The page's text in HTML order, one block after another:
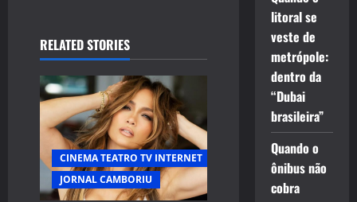
RELATED STORIES
CINEMA TEATRO TV INTERNET
JORNAL CAMBORIU
litoral se
veste de
metrópole:
dentro da
“Dubai
brasileira”
Quando o
ônibus não
cobra